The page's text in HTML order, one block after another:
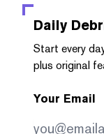
Daily
Start every
plus original
Your Email